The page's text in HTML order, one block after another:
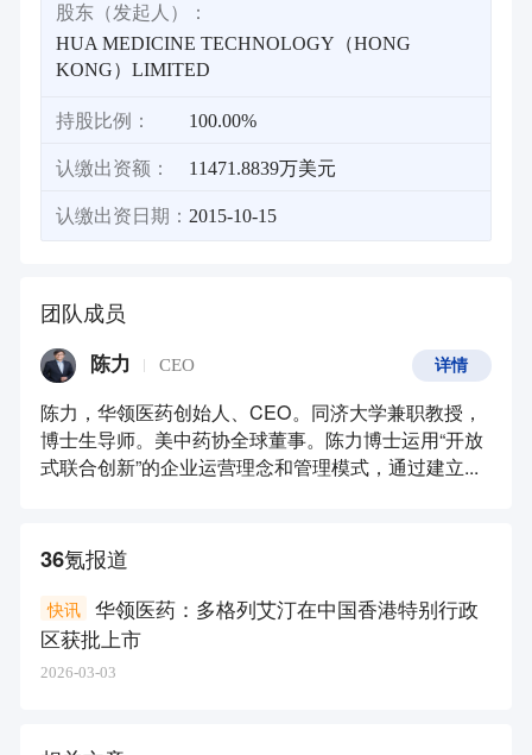
股东（发起人）：
HUA MEDICINE TECHNOLOGY（HONG
KONG）LIMITED
持股比例： 100.00%
认缴出资额： 11471.8839万美元
认缴出资日期： 2015-10-15
团队成员
陈力 CEO
陈力，华领医药创始人、CEO。同济大学兼职教授，
博士生导师。美中药协全球董事。陈力博士运用“开放
式联合创新”的企业运营理念和管理模式，通过建立...
详情
36氪报道
华领医药：多格列艾汀在中国香港特别行政
区获批上市
快讯
2026-03-03